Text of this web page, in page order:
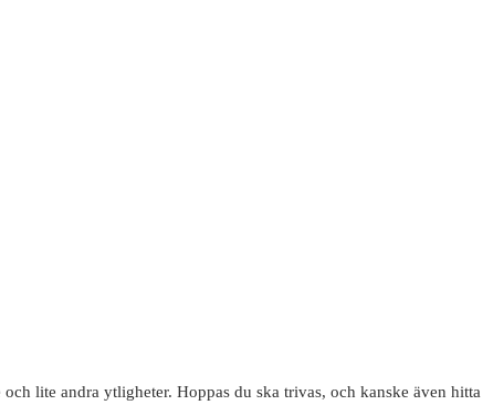
lite andra ytligheter. Hoppas du ska trivas, och kanske även hitta